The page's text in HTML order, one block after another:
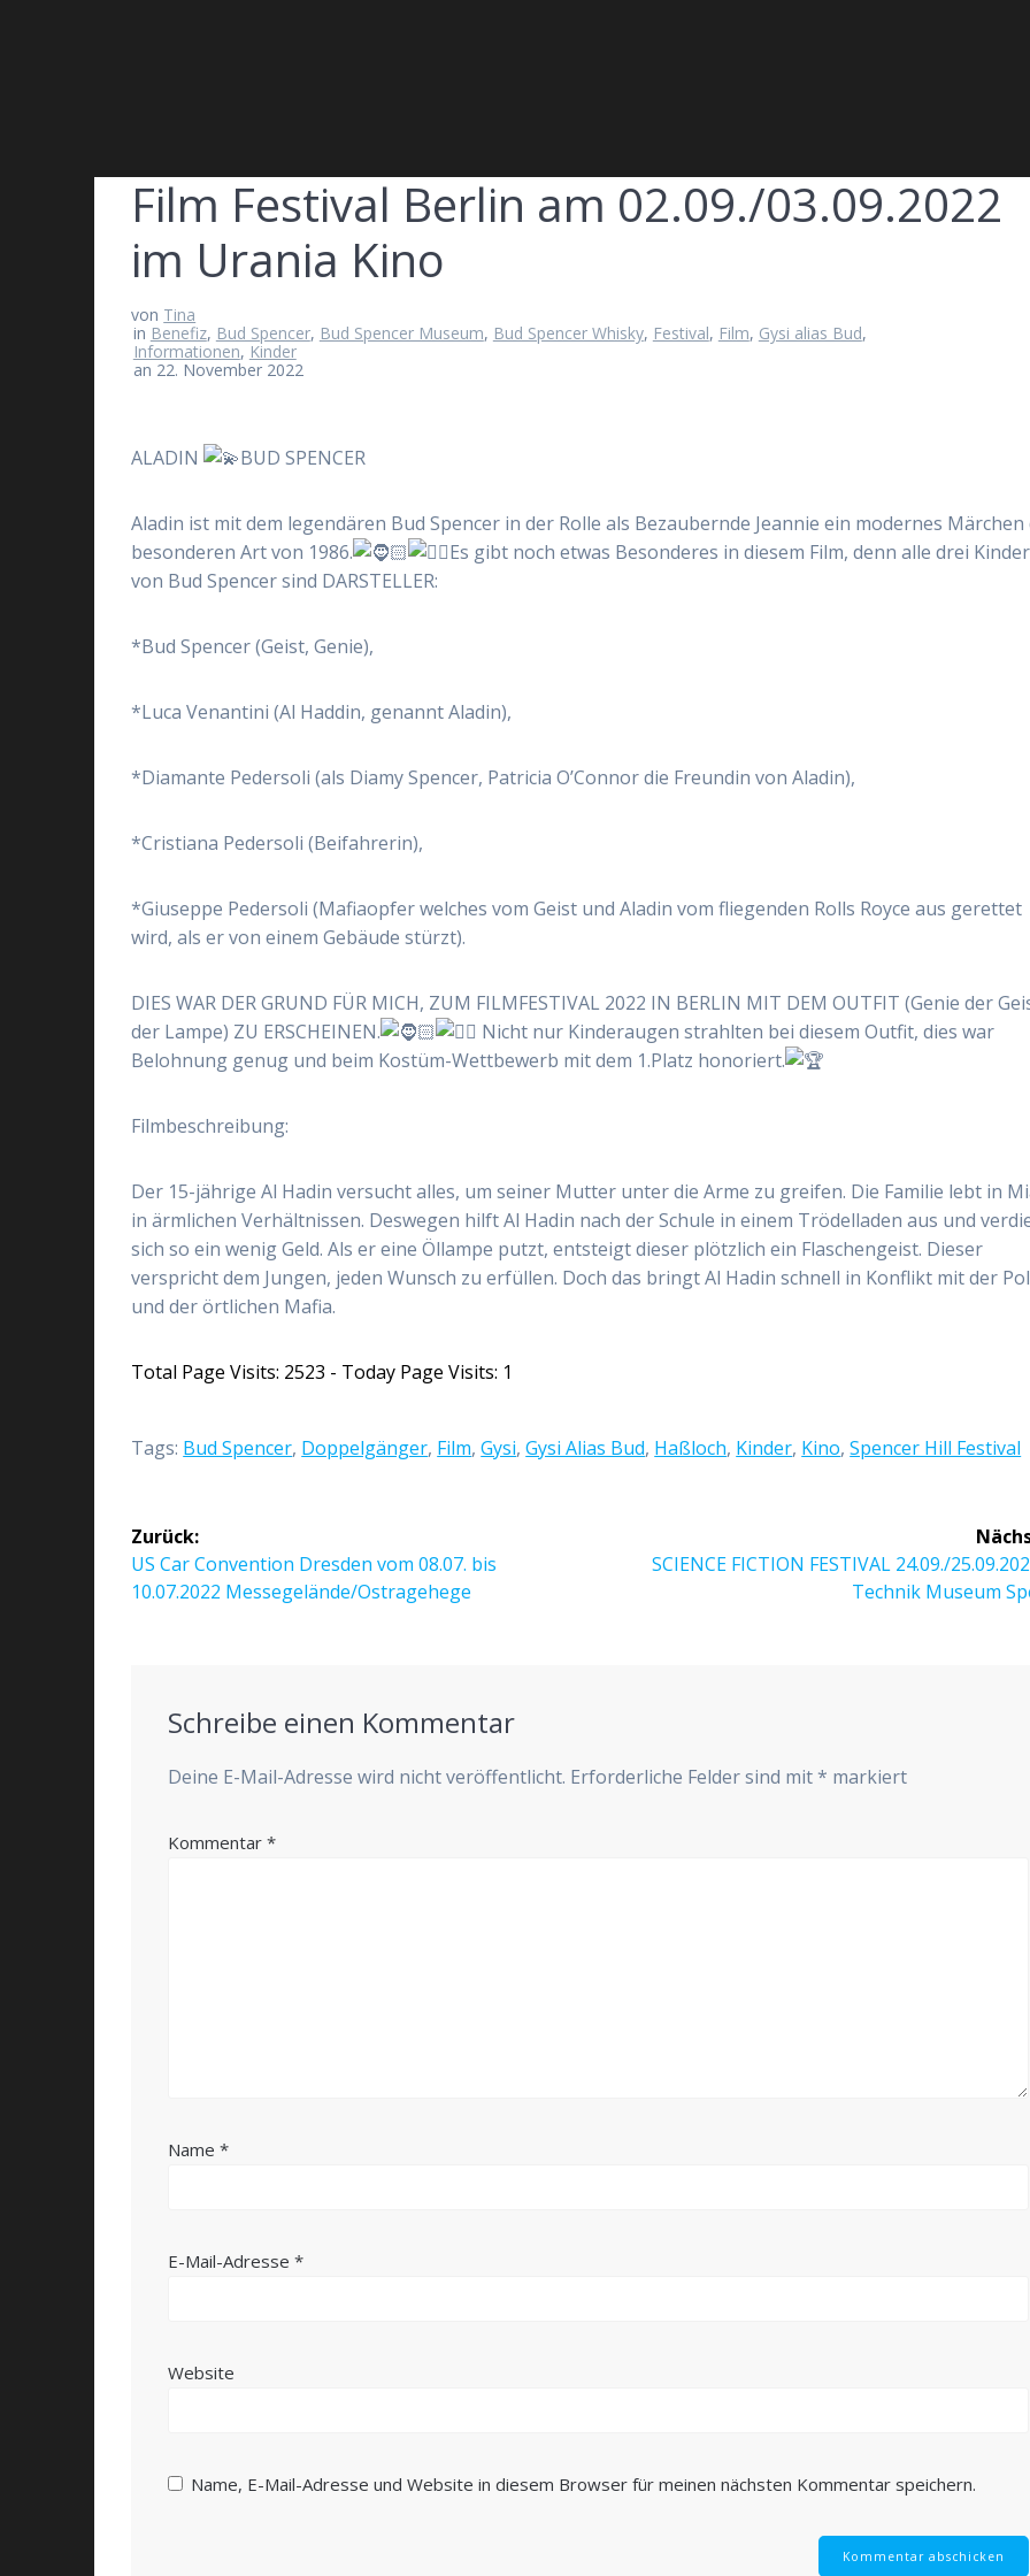
Film Festival Berlin am 02.09./03.09.2022
im Urania Kino
von Tina
in Benefiz, Bud Spencer, Bud Spencer Museum, Bud Spencer Whisky, Festival, Film, Gysi alias Bud,
Informationen, Kinder
an 22. November 2022
ALADIN BUD SPENCER
Aladin ist mit dem legendären Bud Spencer in der Rolle als Bezaubernde Jeannie ein modernes Märchen
besonderen Art von 1986.
Es gibt noch etwas Besonderes in diesem Film, denn alle drei Kinder
von Bud Spencer sind DARSTELLER:
*Bud Spencer (Geist, Genie),
*Luca Venantini (Al Haddin, genannt Aladin),
*Diamante Pedersoli (als Diamy Spencer, Patricia O’Connor die Freundin von Aladin),
*Cristiana Pedersoli (Beifahrerin),
*Giuseppe Pedersoli (Mafiaopfer welches vom Geist und Aladin vom fliegenden Rolls Royce aus gerettet
wird, als er von einem Gebäude stürzt).
DIES WAR DER GRUND FÜR MICH, ZUM FILMFESTIVAL 2022 IN BERLIN MIT DEM OUTFIT (Genie der
der Lampe) ZU ERSCHEINEN.
Nicht nur Kinderaugen strahlten bei diesem Outfit, dies war
Belohnung genug und beim Kostüm-Wettbewerb mit dem 1.Platz honoriert.
Filmbeschreibung:
Der 15-jährige Al Hadin versucht alles, um seiner Mutter unter die Arme zu greifen. Die Familie lebt in
in ärmlichen Verhältnissen. Deswegen hilft Al Hadin nach der Schule in einem Trödelladen aus und
sich so ein wenig Geld. Als er eine Öllampe putzt, entsteigt dieser plötzlich ein Flaschengeist. Dieser
verspricht dem Jungen, jeden Wunsch zu erfüllen. Doch das bringt Al Hadin schnell in Konflikt mit der
und der örtlichen Mafia.
Total Page Visits: 2523 - Today Page Visits: 1
Tags: Bud Spencer, Doppelgänger, Film,Gysi,Gysi Alias Bud, Haßloch, Kinder, Kino,Spencer Hill Festival
Beitragsnavigation
Zurück:
Vorheriger
Beitrag:
US Car Convention Dresden vom 08.07. bis
10.07.2022 Messegelände/Ostragehege
Nächster
SCIENCE FICTION FESTIVAL 24.09./
Technik Museum
Schreibe einen Kommentar
Deine E-Mail-Adresse wird nicht veröffentlicht. Erforderliche Felder sind mit* markiert
Kommentar*
Name*
E-Mail-Adresse*
Website
Name, E-Mail-Adresse und Website in diesem Browser für meinen nächsten Kommentar speichern.